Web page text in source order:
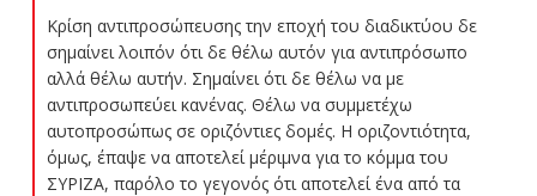
Κρίση αντιπροσώπευσης την εποχή του διαδικτύου δε
σημαίνει λοιπόν ότι δε θέλω αυτόν για αντιπρόσωπο
αλλά θέλω αυτήν. Σημαίνει ότι δε θέλω να με
αντιπροσωπεύει κανένας. Θέλω να συμμετέχω
αυτοπροσώπως σε οριζόντιες δομές. Η οριζοντιότητα,
όμως, έπαψε να αποτελεί μέριμνα για το κόμμα του
ΣΥΡΙΖΑ, παρόλο το γεγονός ότι αποτελεί ένα από τα